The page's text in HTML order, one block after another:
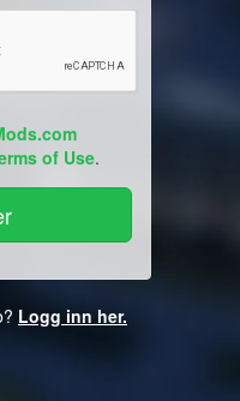
of Use.
Logg inn her.